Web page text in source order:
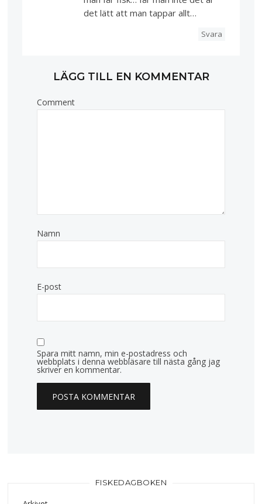
det lätt att man tappar allt…
Svara
LÄGG TILL EN KOMMENTAR
Comment
Namn
E-post
Spara mitt namn, min e-postadress och
webbplats i denna webbläsare till nästa gång jag
skriver en kommentar.
FISKEDAGBOKEN